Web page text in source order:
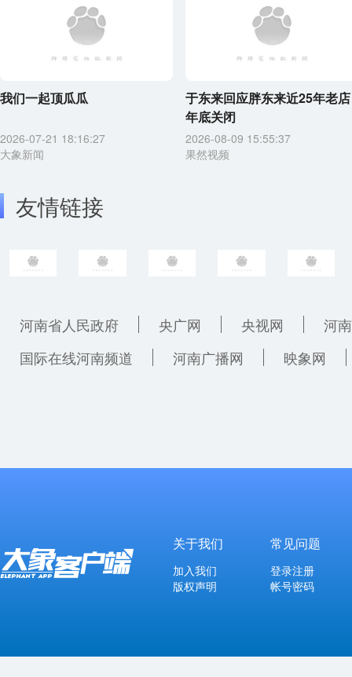
我们一起顶瓜瓜
2026-07-21 18:16:27
大象新闻
于东来回应胖东来近25年老店
年底关闭
2026-08-09 15:55:37
果然视频
友情链接
河南省人民政府 央广网 央视网
河
国际在线河南频道
河南广播网 映象网
关于我们
加入我们
版权声明
常见问题
登录注册
帐号密码